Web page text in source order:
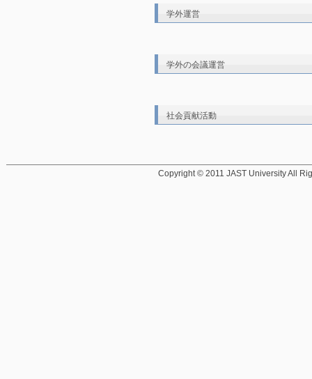
学外運営
学外の会議運営
社会貢献活動